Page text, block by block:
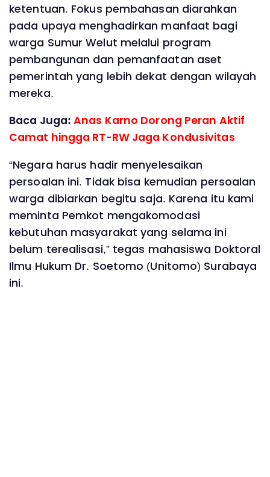
ketentuan. Fokus pembahasan diarahkan
pada upaya menghadirkan manfaat bagi
warga Sumur Welut melalui program
pembangunan dan pemanfaatan aset
pemerintah yang lebih dekat dengan wilayah
mereka.
Baca Juga:Anas Karno Dorong Peran Aktif
Camat hingga RT-RW Jaga Kondusivitas
‎“Negara harus hadir menyelesaikan
persoalan ini. Tidak bisa kemudian persoalan
warga dibiarkan begitu saja. Karena itu kami
meminta Pemkot mengakomodasi
kebutuhan masyarakat yang selama ini
belum terealisasi,” tegas mahasiswa Doktoral
Ilmu Hukum Dr. Soetomo (Unitomo) Surabaya
ini.